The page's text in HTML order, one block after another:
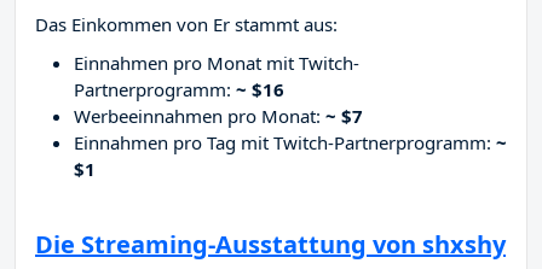
Das Einkommen von Er stammt aus:
Einnahmen pro Monat mit Twitch-
Partnerprogramm: ~ $16
Werbeeinnahmen pro Monat: ~ $7
Einnahmen pro Tag mit Twitch-Partnerprogramm: ~
$1
Die Streaming-Ausstattung von shxshy